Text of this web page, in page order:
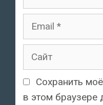
Email
Сайт
Сохранить
в этом